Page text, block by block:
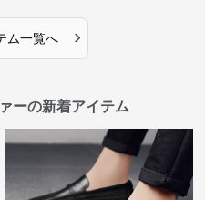
ム一覧へ ›
ーの新着アイテム